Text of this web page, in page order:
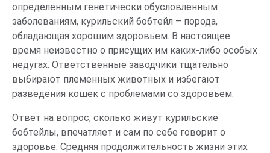
определенным генетически обусловленным
заболеваниям, курильский бобтейл – порода,
обладающая хорошим здоровьем. В настоящее
время неизвестно о присущих им каких-либо особых
недугах. Ответственные заводчики тщательно
выбирают племенных животных и избегают
разведения кошек с проблемами со здоровьем.
Ответ на вопрос, сколько живут курильские
бобтейлы, впечатляет и сам по себе говорит о
здоровье. Средняя продолжительность жизни этих